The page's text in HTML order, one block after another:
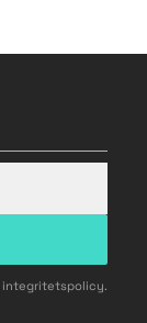
integritetspolicy.